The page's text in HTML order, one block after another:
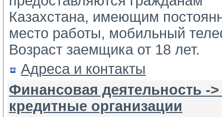
Казахстана, имеющим
место работы, мобильный
Возраст заемщика от 18 лет.
Адреса и контакты
Финансовая деятельность -
кредитные организации